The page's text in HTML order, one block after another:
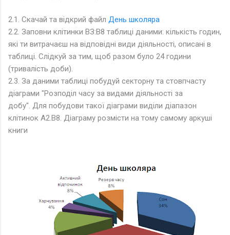
2.1. Скачай та відкрий файл День школяра
2.2. Заповни клітинки ВЗ:В8 таблиці даними: кількість годин,
які ти витрачаєш на відповідні види діяльності, описані в
таблиці. Слідкуй за тим, щоб разом було 24 години
(тривалість доби).
2.3. За даними таблиці побудуй секторну та стовпчасту
діаграми "Розподіл часу за видами діяльності за
добу". Для побудови такої діаграми виділи діапазон
клітинок А2.B8. Діаграму розмісти на тому самому аркуші
книги